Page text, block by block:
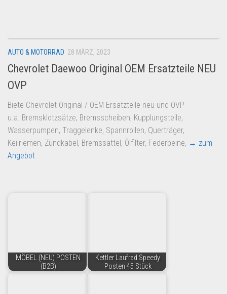
Amazon
Aldi
Lidl
Kostenlos verkaufen
Anmelden
Kostenlos Registrieren
AUTO & MOTORRAD 28 MÄRZ, 2023
Chevrolet Daewoo Original OEM Ersatzteile NEU
OVP
Biete Chevrolet Original / OEM Ersatzteile neu und OVP
u.a. Bremsklotzsätze, Bremsscheiben, Kupplungsteile,
Wasserpumpen, Traggelenke, Spannrollen, Querträger,
Keilriemen, Zündkabel, Bremssättel, Ölfilter, Federbeine, → zum
Angebot
MÖBEL (NEU) POSTEN
(B2B)
Kettler Laufrad Speedy
Posten 45 Stück